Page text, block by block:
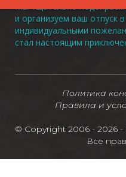
Мы тщательно подбираем
и организуем ваш отпуск
индивидуальными
стал настоящим
© Copyright 2006 - 2026
Все
Политика
Правила и